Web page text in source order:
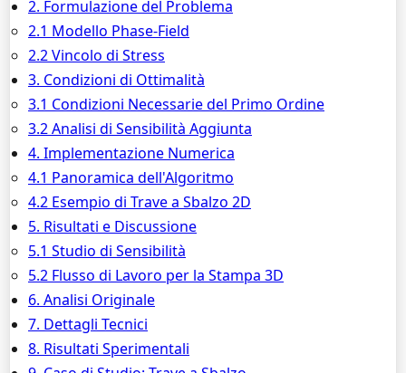
2. Formulazione del Problema
2.1 Modello Phase-Field
2.2 Vincolo di Stress
3. Condizioni di Ottimalità
3.1 Condizioni Necessarie del Primo Ordine
3.2 Analisi di Sensibilità Aggiunta
4. Implementazione Numerica
4.1 Panoramica dell'Algoritmo
4.2 Esempio di Trave a Sbalzo 2D
5. Risultati e Discussione
5.1 Studio di Sensibilità
5.2 Flusso di Lavoro per la Stampa 3D
6. Analisi Originale
7. Dettagli Tecnici
8. Risultati Sperimentali